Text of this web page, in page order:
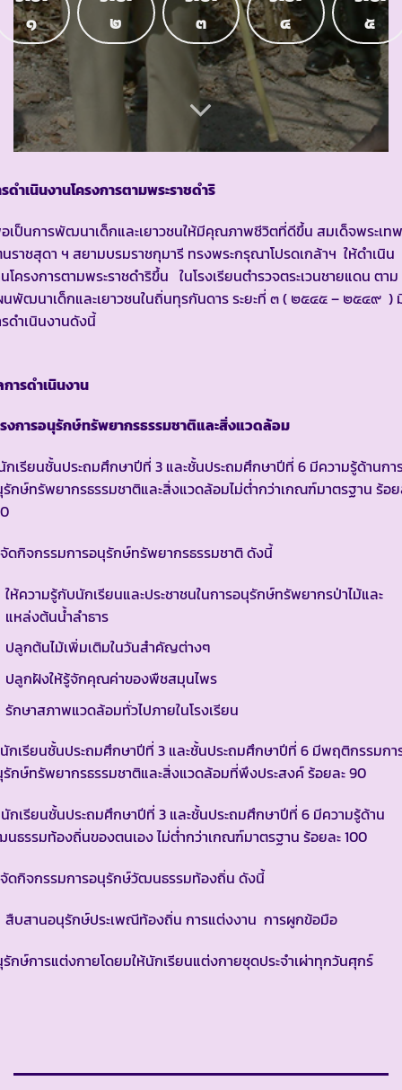
๑
๒
๓
๔
๕
ดำเนินงานโครงการตามพระราชดำริ
เป็นการพัฒนาเด็กและเยาวชนให้มีคุณภาพชีวิตที่ดีขึ้น สมเด็จพระเทพ
ราชสุดา ฯ สยามบรมราชกุมารี ทรงพระกรุณาโปรดเกล้าฯ ให้ดำเนิน
โครงการตามพระราชดำริขึ้น ในโรงเรียนตำรวจตระเวนชายแดน ตาม
พัฒนาเด็กและเยาวชนในถิ่นทุรกันดาร ระยะที่ ๓ ( ๒๕๔๕ – ๒๕๔๙ )
ดำเนินงานดังนี้
ารดำเนินงาน
งการอนุรักษ์ทรัพยากรธรรมชาติและสิ่งแวดล้อม
กเรียนชั้นประถมศึกษาปีที่ 3 และชั้นประถมศึกษาปีที่ 6 มีความรู้ด้านกา
กษ์ทรัพยากรธรรมชาติและสิ่งแวดล้อมไม่ต่ำกว่าเกณฑ์มาตรฐาน ร้อย
ดกิจกรรมการอนุรักษ์ทรัพยากรธรรมชาติ ดังนี้
ให้ความรู้กับนักเรียนและประชาชนในการอนุรักษ์ทรัพยากรป่าไม้และ
แหล่งต้นน้ำลำธาร
ปลูกต้นไม้เพิ่มเติมในวันสำคัญต่างๆ
ปลูกฝังให้รู้จักคุณค่าของพืชสมุนไพร
รักษาสภาพแวดล้อมทั่วไปภายในโรงเรียน
กเรียนชั้นประถมศึกษาปีที่ 3 และชั้นประถมศึกษาปีที่ 6 มีพฤติกรรมกา
กษ์ทรัพยากรธรรมชาติและสิ่งแวดล้อมที่พึงประสงค์ ร้อยละ 90
กเรียนชั้นประถมศึกษาปีที่ 3 และชั้นประถมศึกษาปีที่ 6 มีความรู้ด้าน
ธรรมท้องถิ่นของตนเอง ไม่ต่ำกว่าเกณฑ์มาตรฐาน ร้อยละ 100
ดกิจกรรมการอนุรักษ์วัฒนธรรมท้องถิ่น ดังนี้
สืบสานอนุรักษ์ประเพณีท้องถิ่น การแต่งงาน การผูกข้อมือ
กษ์การแต่งกายโดยมให้นักเรียนแต่งกายชุดประจำเผ่าทุกวันศุกร์